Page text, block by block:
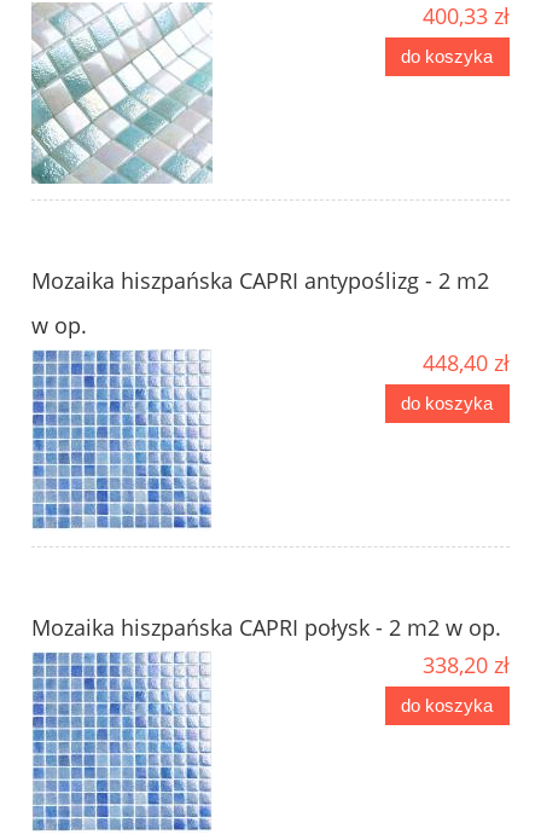
400,33 zł
do koszyka
Mozaika hiszpańska CAPRI antypoślizg - 2 m2
w op.
448,40 zł
do koszyka
Mozaika hiszpańska CAPRI połysk - 2 m2 w op.
338,20 zł
do koszyka